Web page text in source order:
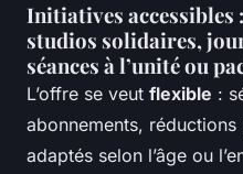
Initiatives accessibles
studios solidaires,
séances à l’unité ou
L’offre se veut flexible :
abonnements,
adaptés selon l’âge ou